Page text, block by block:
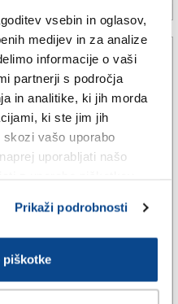
vsebin in oglasov,
medijev in za analize
informacije o vaši
partnerji s področja
in analitike, ki jih morda
ki ste jim jih
vašo uporabo
uporabljati našo
Prikaži podrobnosti
piškotke
več ljudi